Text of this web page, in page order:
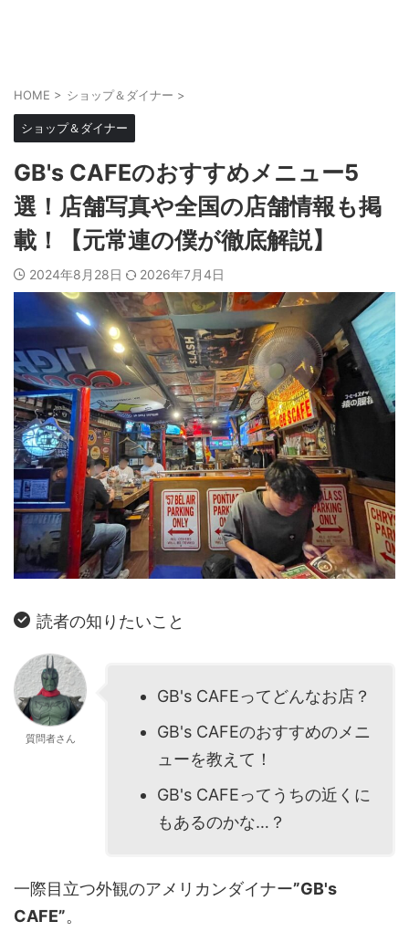
HOME > ショップ＆ダイナー >
ショップ＆ダイナー
GB's CAFEのおすすめメニュー5
選！店舗写真や全国の店舗情報も掲
載！【元常連の僕が徹底解説】
2024年8月28日 2026年7月4日
読者の知りたいこと
質問者さん
GB's CAFEってどんなお店？
GB's CAFEのおすすめのメニ
ューを教えて！
GB's CAFEってうちの近くに
もあるのかな…？
一際目立つ外観のアメリカンダイナー”GB's
CAFE”。